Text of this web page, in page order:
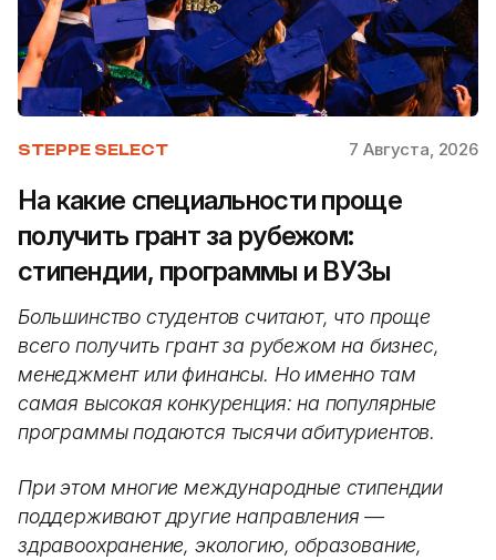
STEPPE SELECT 7 Августа, 2026
На какие специальности проще
получить грант за рубежом:
стипендии, программы и ВУЗы
Большинство студентов считают, что проще
всего получить грант за рубежом на бизнес,
менеджмент или финансы. Но именно там
самая высокая конкуренция: на популярные
программы подаются тысячи абитуриентов.
При этом многие международные стипендии
поддерживают другие направления —
здравоохранение, экологию, образование,